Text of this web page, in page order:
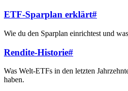
ETF-Sparplan erklärt#
Wie du den Sparplan einrichtest und
Rendite-Historie#
Was Welt-ETFs in den letzten
haben.